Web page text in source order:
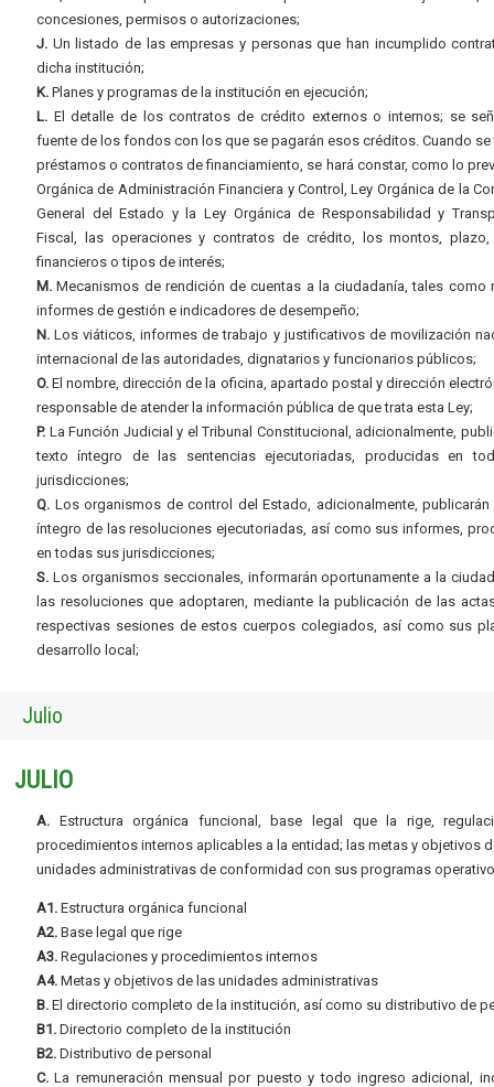
concesiones, permisos o autorizaciones;
J. Un listado de las empresas y personas que han incumplido
dicha institución;
K. Planes y programas de la institución en ejecución;
L. El detalle de los contratos de crédito externos o internos; se
fuente de los fondos con los que se pagarán esos créditos. Cuando se
préstamos o contratos de financiamiento, se hará constar, como lo
Orgánica de Administración Financiera y Control, Ley Orgánica de la
General del Estado y la Ley Orgánica de Responsabilidad y
Fiscal, las operaciones y contratos de crédito, los montos,
financieros o tipos de interés;
M. Mecanismos de rendición de cuentas a la ciudadanía, tales como
informes de gestión e indicadores de desempeño;
N. Los viáticos, informes de trabajo y justificativos de movilización
internacional de las autoridades, dignatarios y funcionarios públicos;
O. El nombre, dirección de la oficina, apartado postal y dirección
responsable de atender la información pública de que trata esta Ley;
P. La Función Judicial y el Tribunal Constitucional, adicionalmente,
texto íntegro de las sentencias ejecutoriadas, producidas en
jurisdicciones;
Q. Los organismos de control del Estado, adicionalmente, publicarán
íntegro de las resoluciones ejecutoriadas, así como sus informes,
en todas sus jurisdicciones;
S. Los organismos seccionales, informarán oportunamente a la
las resoluciones que adoptaren, mediante la publicación de las
respectivas sesiones de estos cuerpos colegiados, así como sus
desarrollo local;
Julio
JULIO
A. Estructura orgánica funcional, base legal que la rige,
procedimientos internos aplicables a la entidad; las metas y objetivos
unidades administrativas de conformidad con sus programas
A1. Estructura orgánica funcional
A2. Base legal que rige
A3. Regulaciones y procedimientos internos
A4. Metas y objetivos de las unidades administrativas
B. El directorio completo de la institución, así como su distributivo de
B1. Directorio completo de la institución
B2. Distributivo de personal
C. La remuneración mensual por puesto y todo ingreso adicional,